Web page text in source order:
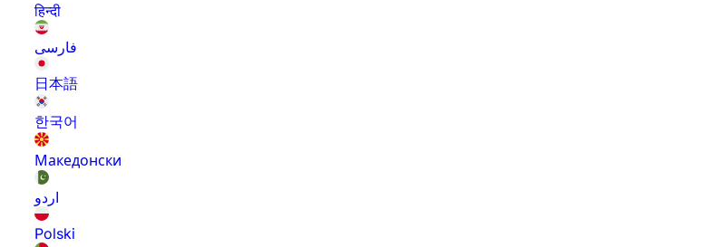
हिन्दी
فارسی
日本語
한국어
Македонски
اردو
Polski